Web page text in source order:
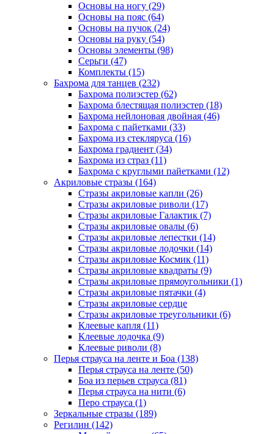
Основы на ногу (29)
Основы на пояс (64)
Основы на пучок (24)
Основы на руку (54)
Основы элементы (98)
Серьги (47)
Комплекты (15)
Бахрома для танцев (232)
Бахрома полиэстер (62)
Бахрома блестящая полиэстер (18)
Бахрома нейлоновая двойная (46)
Бахрома с пайетками (33)
Бахрома из стекляруса (16)
Бахрома градиент (34)
Бахрома из страз (11)
Бахрома с круглыми пайетками (12)
Акриловые стразы (164)
Стразы акриловые капли (26)
Стразы акриловые риволи (17)
Стразы акриловые Галактик (7)
Стразы акриловые овалы (6)
Стразы акриловые лепестки (14)
Стразы акриловые лодочки (14)
Стразы акриловые Космик (11)
Стразы акриловые квадраты (9)
Стразы акриловые прямоугольники (1)
Стразы акриловые пятачки (4)
Стразы акриловые сердце
Стразы акриловые треугольники (6)
Клеевые капля (11)
Клеевые лодочка (9)
Клеевые риволи (8)
Перья страуса на ленте и Боа (138)
Перья страуса на ленте (50)
Боа из перьев страуса (81)
Перья страуса на нити (6)
Перо страуса (1)
Зеркальные стразы (189)
Регилин (142)